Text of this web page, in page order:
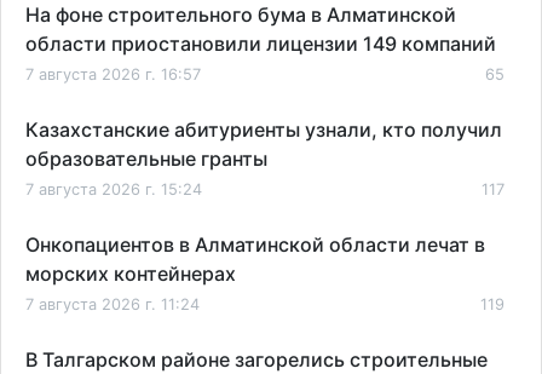
На фоне строительного бума в Алматинской
области приостановили лицензии 149 компаний
7 августа 2026 г. 16:57 65
Казахстанские абитуриенты узнали, кто получил
образовательные гранты
7 августа 2026 г. 15:24 117
Онкопациентов в Алматинской области лечат в
морских контейнерах
7 августа 2026 г. 11:24 119
В Талгарском районе загорелись строительные